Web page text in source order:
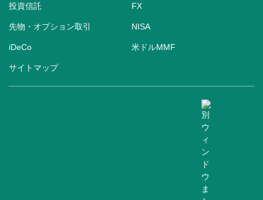
投資信託 FX
先物・オプション取引 NISA
iDeCo 米ドルMMF
サイトマップ